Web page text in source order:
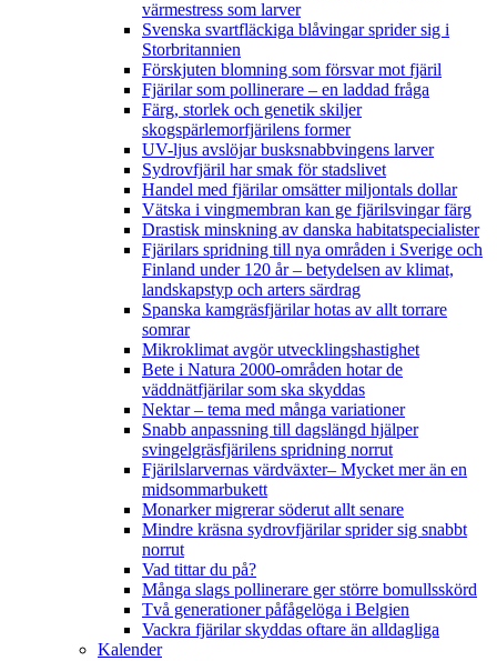
värmestress som larver
Svenska svartfläckiga blåvingar sprider sig i
Storbritannien
Förskjuten blomning som försvar mot fjäril
Fjärilar som pollinerare – en laddad fråga
Färg, storlek och genetik skiljer
skogspärlemorfjärilens former
UV-ljus avslöjar busksnabbvingens larver
Sydrovfjäril har smak för stadslivet
Handel med fjärilar omsätter miljontals dollar
Vätska i vingmembran kan ge fjärilsvingar färg
Drastisk minskning av danska habitatspecialister
Fjärilars spridning till nya områden i Sverige och
Finland under 120 år– betydelsen av klimat,
landskapstyp och arters särdrag
Spanska kamgräsfjärilar hotas av allt torrare
somrar
Mikroklimat avgör utvecklingshastighet
Bete i Natura 2000-områden hotar de
väddnätfjärilar som ska skyddas
Nektar – tema med många variationer
Snabb anpassning till dagslängd hjälper
svingelgräsfjärilens spridning norrut
Fjärilslarvernas värdväxter– Mycket mer än en
midsommarbukett
Monarker migrerar söderut allt senare
Mindre kräsna sydrovfjärilar sprider sig snabbt
norrut
Vad tittar du på?
Många slags pollinerare ger större bomullsskörd
Två generationer påfågelöga i Belgien
Vackra fjärilar skyddas oftare än alldagliga
Kalender